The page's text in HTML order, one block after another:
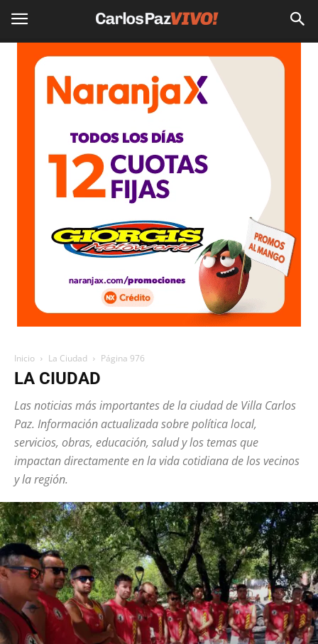
Inicio La Ciudad Página 976
LA CIUDAD
Las noticias más importantes de la ciudad de Villa Carlos
Paz. Información actualizada sobre política local,
servicios, obras, educación, salud y los temas que
impactan directamente en la vida cotidiana de los vecinos
y la región.